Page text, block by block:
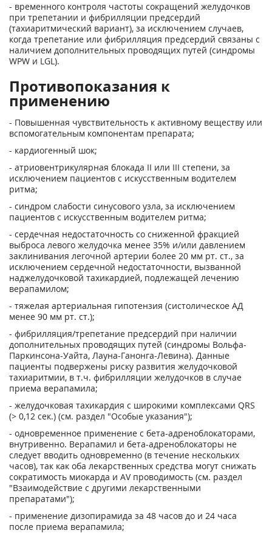
- временного контроля частоты сокращений желудочков
при трепетании и фибрилляции предсердий
(тахиаритмический вариант), за исключением случаев,
когда трепетание или фибрилляция предсердий связаны с
наличием дополнительных проводящих путей (синдромы
WPW и LGL).
Противопоказания к
применению
- Повышенная чувствительность к активному веществу или
вспомогательным компонентам препарата;
- кардиогенный шок;
- атриовентрикулярная блокада II или III степени, за
исключением пациентов с искусственным водителем
ритма;
- синдром слабости синусового узла, за исключением
пациентов с искусственным водителем ритма;
- сердечная недостаточность со сниженной фракцией
выброса левого желудочка менее 35% и/или давлением
заклинивания легочной артерии более 20 мм рт. ст., за
исключением сердечной недостаточности, вызванной
наджелудочковой тахикардией, подлежащей лечению
верапамилом;
- тяжелая артериальная гипотензия (систолическое АД
менее 90 мм рт. ст.);
- фибрилляция/трепетание предсердий при наличии
дополнительных проводящих путей (синдромы Вольфа-
Паркинсона-Уайта, Лауна-Ганонга-Левина). Данные
пациенты подвержены риску развития желудочковой
тахиаритмии, в т.ч. фибрилляции желудочков в случае
приема верапамила;
- желудочковая тахикардия с широкими комплексами QRS
(> 0,12 сек.) (см. раздел "Особые указания");
- одновременное применение с бета-адреноблокаторами,
внутривенно. Верапамил и бета-адреноблокаторы не
следует вводить одновременно (в течение нескольких
часов), так как оба лекарственных средства могут снижать
сократимость миокарда и AV проводимость (см. раздел
"Взаимодействие с другими лекарственными
препаратами");
- применение дизопирамида за 48 часов до и 24 часа
после приема верапамила;